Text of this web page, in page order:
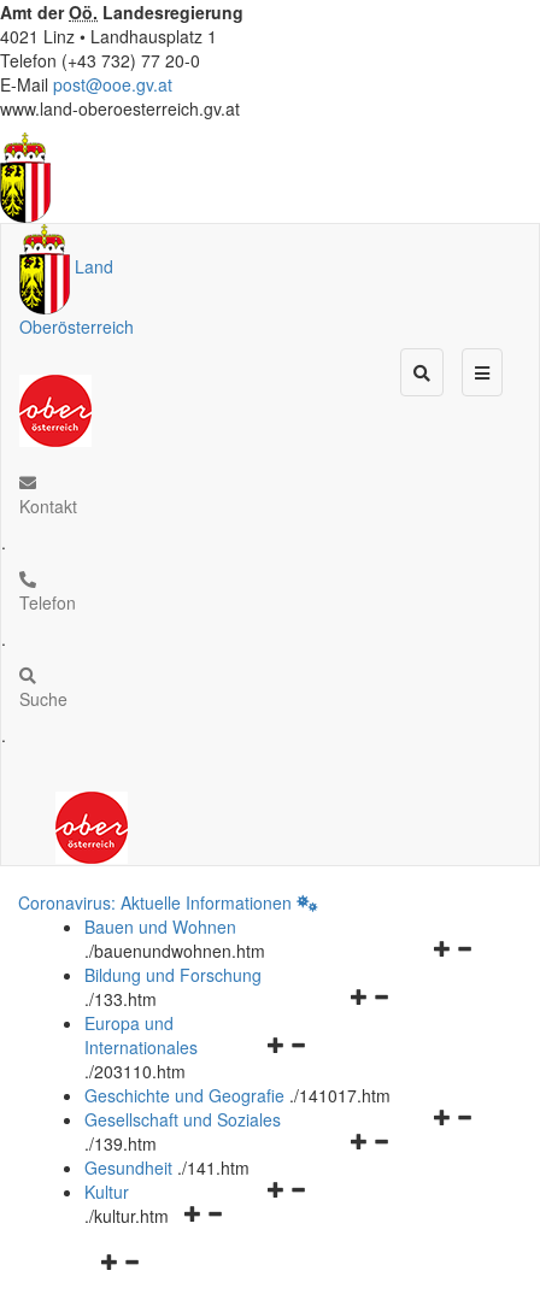
Amt derOö. Landesregierung
4021 Linz • Landhausplatz 1
Telefon (+43 732) 77 20-0
E-Mail post@ooe.gv.at
www.land-oberoesterreich.gv.at
Land
Oberösterreich
Kontakt
.
Telefon
.
Suche
.
Coronavirus: Aktuelle Informationen
Bauen und Wohnen
./bauenundwohnen.htm
Navigationsmenü
Bildung und Forschung
./133.htm
Navigationsmenü
und
schließen
Europa und
Internationales
./203110.htm
Geschichte und Geografie ./141017.htm
Navigationsmenü
Gesellschaft und Soziales
./139.htm
Navigationsmenü
Gesundheit ./141.htm
Navigationsmenü
Kultur
./kultur.htm
Navigationsmenü